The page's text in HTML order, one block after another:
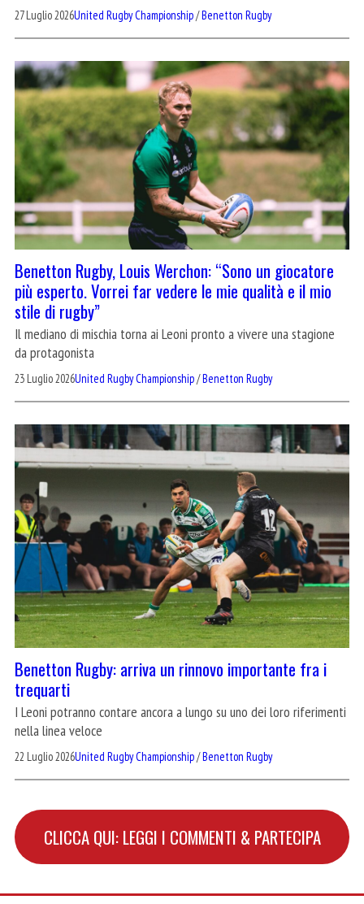
27 Luglio 2026United Rugby Championship/Benetton Rugby
Benetton Rugby, Louis Werchon: “Sono un giocatore
più esperto. Vorrei far vedere le mie qualità e il mio
stile di rugby”
Il mediano di mischia torna ai Leoni pronto a vivere una stagione
da protagonista
23 Luglio 2026United Rugby Championship/Benetton Rugby
Benetton Rugby: arriva un rinnovo importante fra i
trequarti
I Leoni potranno contare ancora a lungo su uno dei loro riferimenti
nella linea veloce
22 Luglio 2026United Rugby Championship/Benetton Rugby
CLICCA QUI: LEGGI I COMMENTI & PARTECIPA